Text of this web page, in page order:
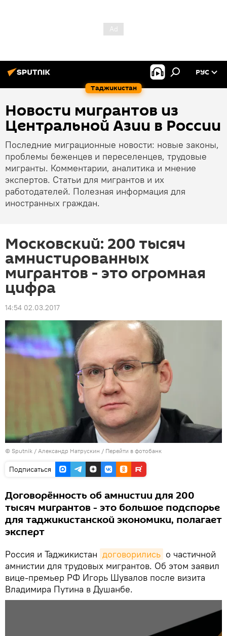
Таджикистан
РУС
Новости мигрантов из
Центральной Азии в России
Последние миграционные новости: новые законы,
проблемы беженцев и переселенцев, трудовые
мигранты. Комментарии, аналитика и мнение
экспертов. Статьи для мигрантов и их
работодателей. Полезная информация для
иностранных граждан.
Московский: 200 тысяч
амнистированных
мигрантов - это огромная
цифра
14:54 02.03.2017
© Sputnik / Александр Натрускин / Перейти в фотобанк
Подписаться
Договорённость об амнистии для 200
тысяч мигрантов - это большое подспорье
для таджикистанской экономики, полагает
эксперт
Россия и Таджикистан договорились о частичной
амнистии для трудовых мигрантов. Об этом заявил
вице-премьер РФ Игорь Шувалов после визита
Владимира Путина в Душанбе.